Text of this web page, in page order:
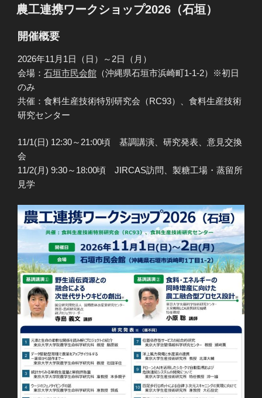
稿
日:
農工連携ワークショップ2026（石垣）
開催概要
2026年11月1日（日）～2日（月）
会場： 石垣市民会館 （沖縄県石垣市浜崎町1-1-2）※初日
のみ
共催：食料生産技術特別研究会（RC93）、食料生産技術
研究センター
11/1(日) 12:30～21:00頃 基調講演、研究発表、意見交換
会
11/2(月) 9:30～18:00頃 JIRCAS訪問、製糖工場・蒸留所
見学